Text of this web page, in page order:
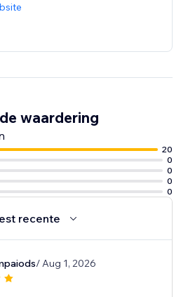
waardering
20
0
0
0
0
recente
/ Aug 1, 2026